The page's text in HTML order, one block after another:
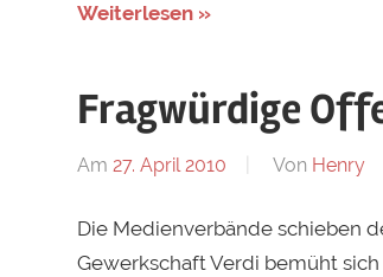
Weiterlesen »
Fragwürdige
Am 27. April 2010 Von Henry
Die Medienverbände schieben
Gewerkschaft Verdi bemüht